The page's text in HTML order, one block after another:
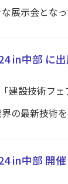
展示会とな
in中部 に
建設技術フ
の最新技術
in中部 開